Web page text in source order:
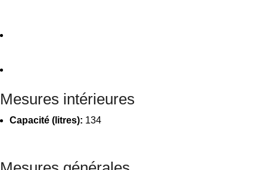
Mesures intérieures
Capacité (litres): 134